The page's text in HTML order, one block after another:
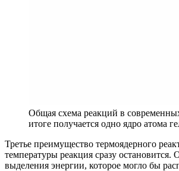
Общая схема реакций в
итоге получается одно ядро атома
Третье преимущество термоядерного
температуры реакция сразу
выделения энергии, которое могло бы